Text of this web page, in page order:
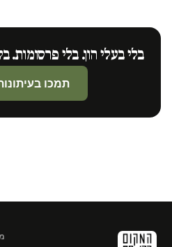
בלי בעלי הון. בלי פרסומות.
תמכו